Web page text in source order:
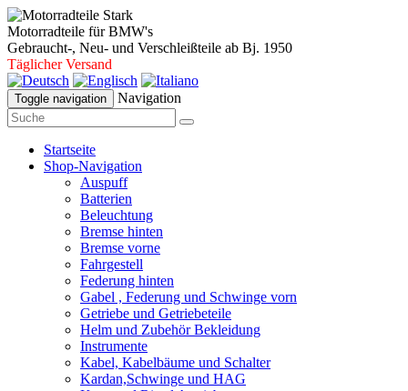
Motorradteile für BMW's
Gebraucht-, Neu- und Verschleißteile ab Bj. 1950
Täglicher Versand
Toggle navigation Navigation
Startseite
Shop-Navigation
Auspuff
Batterien
Beleuchtung
Bremse hinten
Bremse vorne
Fahrgestell
Federung hinten
Gabel , Federung und Schwinge vorn
Getriebe und Getriebeteile
Helm und Zubehör Bekleidung
Instrumente
Kabel, Kabelbäume und Schalter
Kardan,Schwinge und HAG